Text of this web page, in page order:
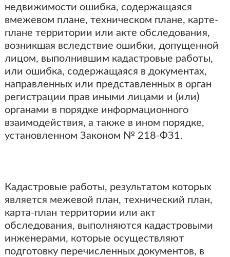
недвижимости ошибка, содержащаяся
вмежевом плане, техническом плане, карте-
плане территории или акте обследования,
возникшая вследствие ошибки, допущенной
лицом, выполнившим кадастровые работы,
или ошибка, содержащаяся в документах,
направленных или представленных в орган
регистрации прав иными лицами и (или)
органами в порядке информационного
взаимодействия, а также в ином порядке,
установленном Законом № 218-ФЗ1.
Кадастровые работы, результатом которых
является межевой план, технический план,
карта-план территории или акт
обследования, выполняются кадастровыми
инженерами, которые осуществляют
подготовку перечисленных документов, в